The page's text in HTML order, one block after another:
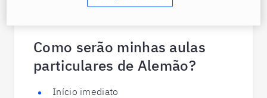
Como serão minhas aulas
particulares de Alemão?
Início imediato